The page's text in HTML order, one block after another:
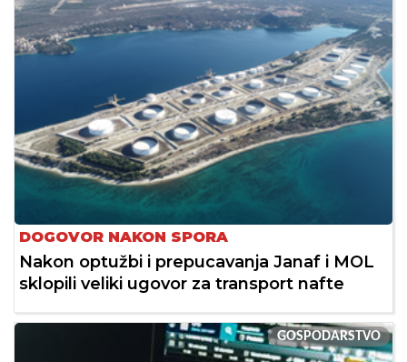
DOGOVOR NAKON SPORA
Nakon optužbi i prepucavanja Janaf i MOL
sklopili veliki ugovor za transport nafte
GOSPODARSTVO